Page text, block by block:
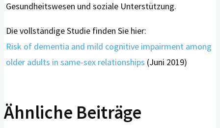
Gesundheitswesen und soziale Unterstützung.
Die vollständige Studie finden Sie hier:
Risk of dementia and mild cognitive impairment among
older adults in same-sex relationships (Juni 2019)
Ähnliche Beiträge